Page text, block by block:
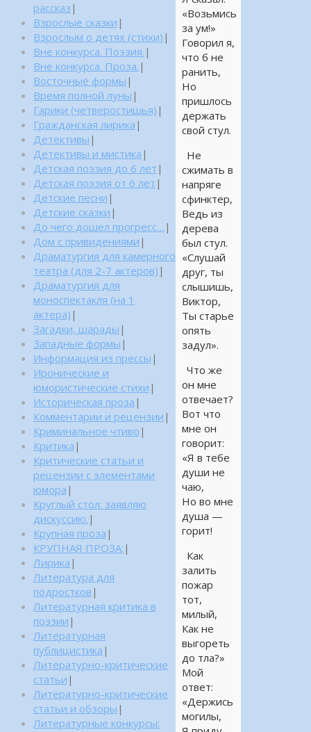
«Возьмись
за ум!»
Говорил я,
что б не
ранить,
Но
пришлось
держать
свой стул.
Не
сжимать в
напряге
сфинктер,
Ведь из
дерева
был стул.
«Слушай
друг, ты
слышишь,
Виктор,
Ты старье
опять
задул».
Что же
он мне
отвечает?
Вот что
мне он
говорит:
«Я в тебе
души не
чаю,
Но во мне
душа —
горит!
Как
залить
пожар
тот,
милый,
Как не
выгореть
до тла?»
Мой
ответ:
«Держись
могилы,
рассказ |
Взрослые сказки |
Взрослым о детях (стихи) |
Вне конкурса. Поэзия. |
Вне конкурса. Проза. |
Восточные формы |
Время полной луны |
Гарики (четверостишья) |
Гражданская лирика |
Детективы |
Детективы и мистика |
Детская поэзия до 6 лет |
Детская поэзия от 6 лет |
Детские песни |
Детские сказки |
До чего дошел прогресс… |
Дом с привидениями |
Драматургия для камерного
театра (для 2-7 актеров) |
Драматургия для
моноспектакля (на 1
актера) |
Загадки, шарады |
Западные формы |
Информация из прессы |
Иронические и
юмористические стихи |
Историческая проза |
Комментарии и рецензии |
Криминальное чтиво |
Критика |
Критические статьи и
рецензии с элементами
юмора |
Круглый стол: заявляю
дискуссию. |
Крупная проза |
КРУПНАЯ ПРОЗА: |
Лирика |
Литература для
подростков |
Литературная критика в
поэзии |
Литературная
публицистика |
Литературно-критические
статьи |
Литературно-критические
статьи и обзоры |
Литературные конкурсы: